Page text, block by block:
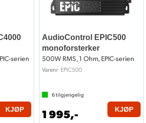
serien
KJØP
AudioControl EPIC500
monoforsterker
500W RMS, 1 Ohm, EPIC-serien
Varenr EPIC500
6tilgjengelig
1 995,- KJØP